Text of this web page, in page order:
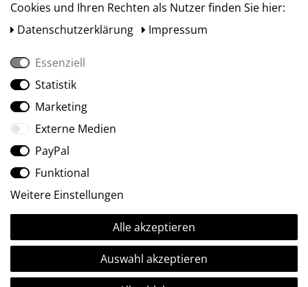
Social Media
Ⓒ2009-2026 ARTland GmbH • Alle Rechte vorbehalten.
Cookies und Ihren Rechten als Nutzer finden Sie hier:
Daten­schutz­erklärung
Impressum
Essenziell
Statistik
Marketing
Externe Medien
PayPal
Funktional
Weitere Einstellungen
Alle akzeptieren
Auswahl akzeptieren